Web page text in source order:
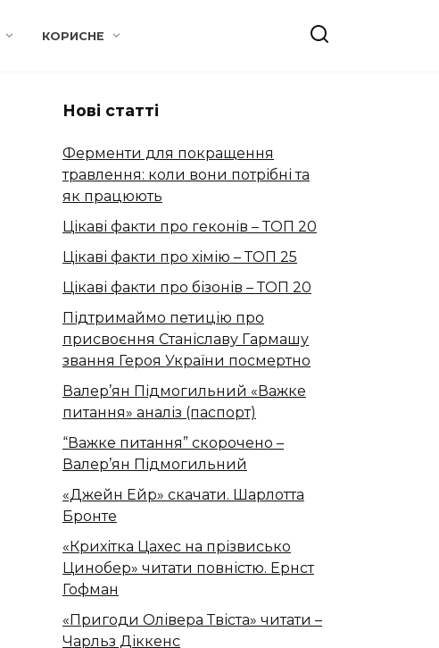
КОРИСНЕ
Нові статті
Ферменти для покращення
травлення: коли вони потрібні та
як працюють
Цікаві факти про геконів – ТОП 20
Цікаві факти про хімію – ТОП 25
Цікаві факти про бізонів – ТОП 20
Підтримаймо петицію про
присвоєння Станіславу Гармашу
звання Героя України посмертно
Валер’ян Підмогильний «Важке
питання» аналіз (паспорт)
“Важке питання” скорочено –
Валер’ян Підмогильний
«Джейн Ейр» скачати. Шарлотта
Бронте
«Крихітка Цахес на прізвисько
Цинобер» читати повністю. Ернст
Гофман
«Пригоди Олівера Твіста» читати –
Чарльз Діккенс